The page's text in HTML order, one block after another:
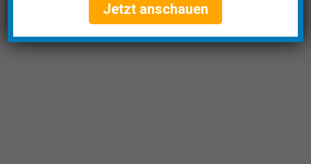
Jetzt anschauen